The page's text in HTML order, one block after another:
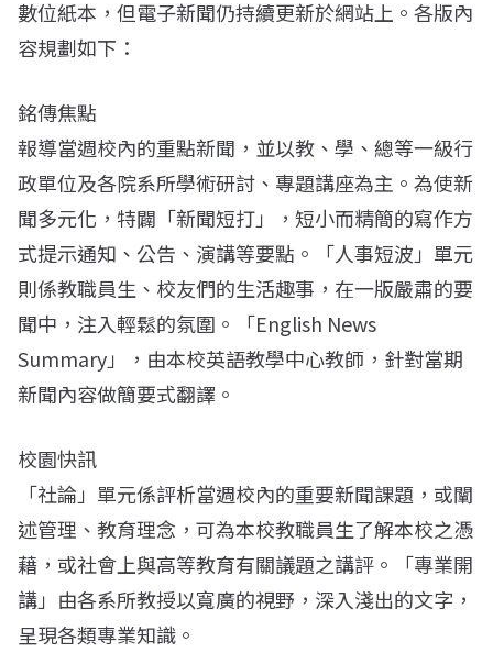
數位紙本，但電子新聞仍持續更新於網站上。各版內
容規劃如下：
銘傳焦點
報導當週校內的重點新聞，並以教、學、總等一級行
政單位及各院系所學術研討、專題講座為主。為使新
聞多元化，特闢「新聞短打」，短小而精簡的寫作方
式提示通知、公告、演講等要點。「人事短波」單元
則係教職員生、校友們的生活趣事，在一版嚴肅的要
聞中，注入輕鬆的氛圍。「English News
Summary」，由本校英語教學中心教師，針對當期
新聞內容做簡要式翻譯。
校園快訊
「社論」單元係評析當週校內的重要新聞課題，或闡
述管理、教育理念，可為本校教職員生了解本校之憑
藉，或社會上與高等教育有關議題之講評。「專業開
講」由各系所教授以寬廣的視野，深入淺出的文字，
呈現各類專業知識。